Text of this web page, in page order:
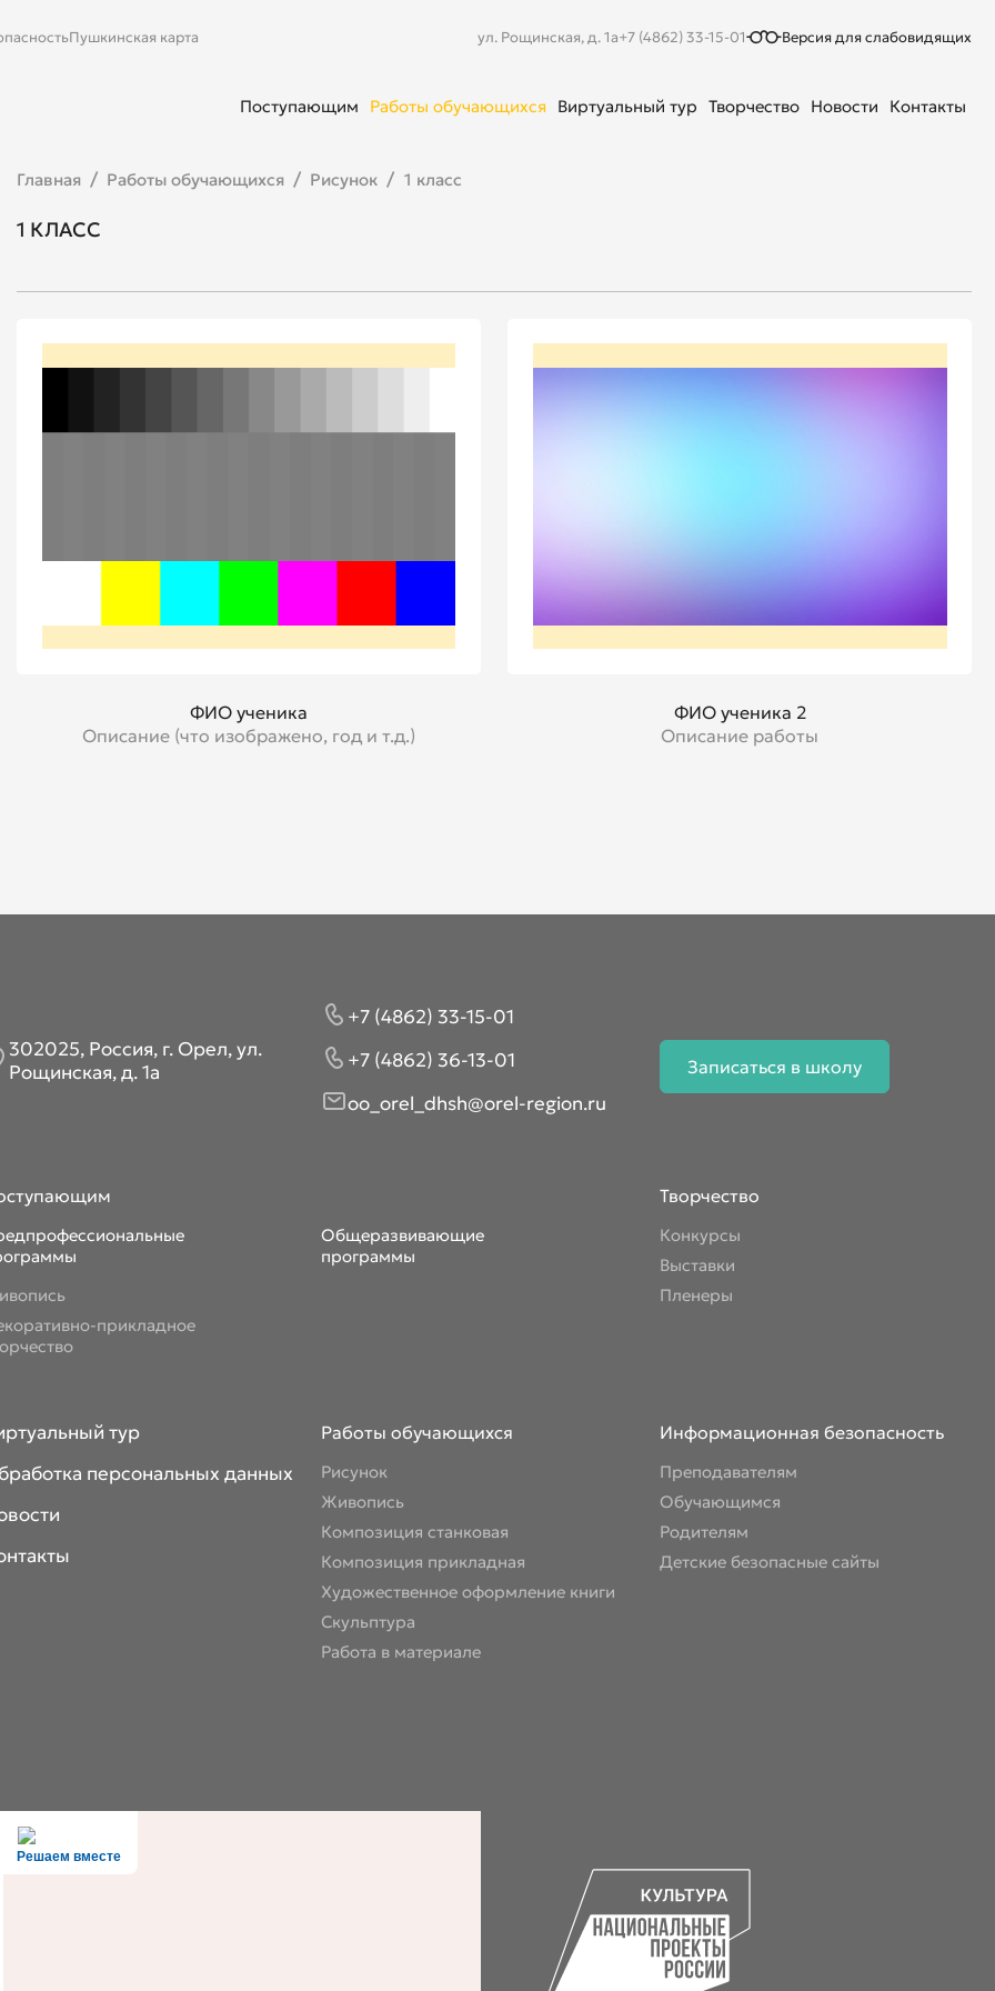
Пушкинская карта ул. Рощинская, д. 1а+7 (4862) 33-15-01 Версия для слабовидящих
Поступающим Работы обучающихся Виртуальный тур Творчество Новости Контакты
Главная Работы обучающихся Рисунок 1 класс
1 КЛАСС
ФИО ученика
Описание (что изображено, год и т.д.)
ФИО ученика 2
Описание работы
302025, Россия, г. Орел, ул.
Рощинская, д. 1а
+7 (4862) 33-15-01
+7 (4862) 36-13-01
oo_orel_dhsh@orel-region.ru
Записаться в школу
прикладное
Общеразвивающие
программы
Творчество
Конкурсы
Выставки
Пленеры
тур
персональных данных
Работы обучающихся
Рисунок
Живопись
Композиция станковая
Композиция прикладная
Художественное оформление книги
Скульптура
Работа в материале
Информационная безопасность
Преподавателям
Обучающимся
Родителям
Детские безопасные сайты
Решаем вместе